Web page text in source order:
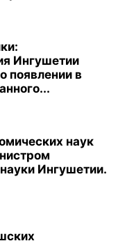
Ингушетии
появлении в
наук
Ингушетии.